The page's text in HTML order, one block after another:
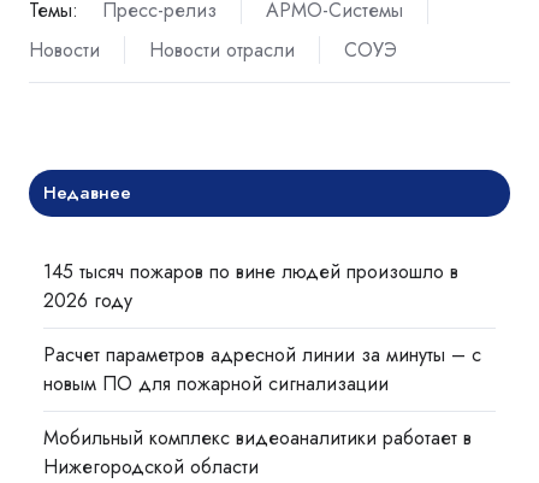
Темы: Пресс-релиз
АРМО-Системы
Новости
Новости отрасли СОУЭ
Недавнее
145 тысяч пожаров по вине людей произошло в
2026 году
Расчет параметров адресной линии за минуты – с
новым ПО для пожарной сигнализации
Мобильный комплекс видеоаналитики работает в
Нижегородской области